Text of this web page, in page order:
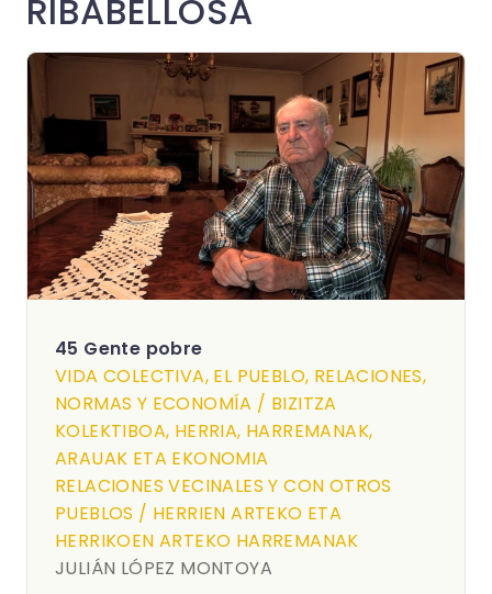
RIBABELLOSA
45 Gente pobre
VIDA COLECTIVA, EL PUEBLO, RELACIONES,
NORMAS Y ECONOMÍA / BIZITZA
KOLEKTIBOA, HERRIA, HARREMANAK,
ARAUAK ETA EKONOMIA
RELACIONES VECINALES Y CON OTROS
PUEBLOS / HERRIEN ARTEKO ETA
HERRIKOEN ARTEKO HARREMANAK
JULIÁN LÓPEZ MONTOYA